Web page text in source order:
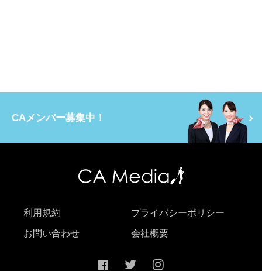
CAメンバー募集中！
利用規約 プライバシーポリシー
お問い合わせ 会社概要